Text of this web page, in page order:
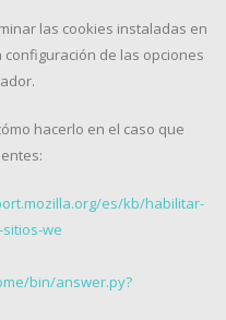
las cookies instaladas en
de las opciones
hacerlo en el caso que
es/kb/habilitar-
we
bin/answer.py?